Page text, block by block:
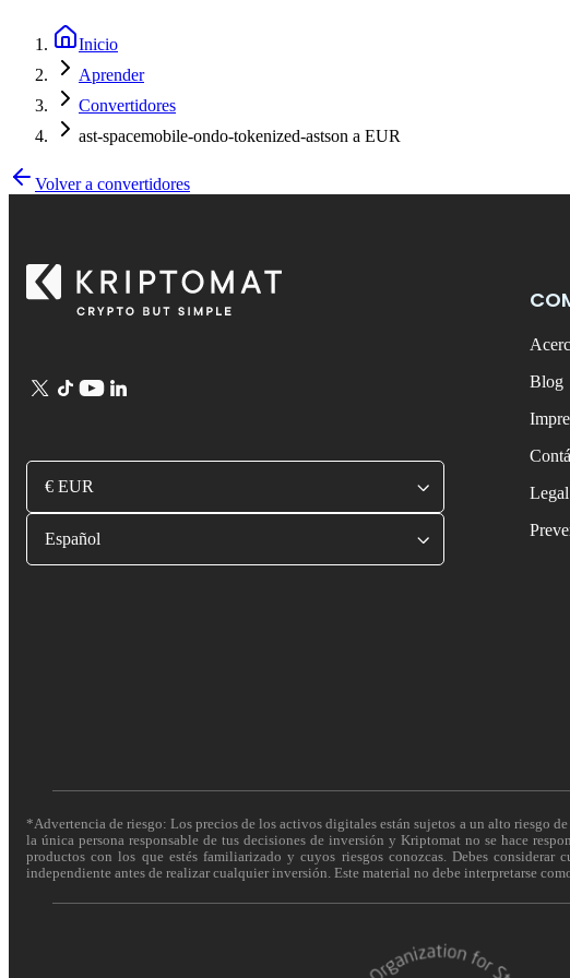
Inicio
Aprender
Convertidores
ast-spacemobile-ondo-tokenized-astson a EUR
Volver a convertidores
€ EUR
Español
Blog
*Advertencia de riesgo: Los precios de los activos digitales están sujetos a un alto riesgo
la única persona responsable de tus decisiones de inversión y Kriptomat no se hace
productos con los que estés familiarizado y cuyos riesgos conozcas. Debes
independiente antes de realizar cualquier inversión. Este material no debe interpretarse